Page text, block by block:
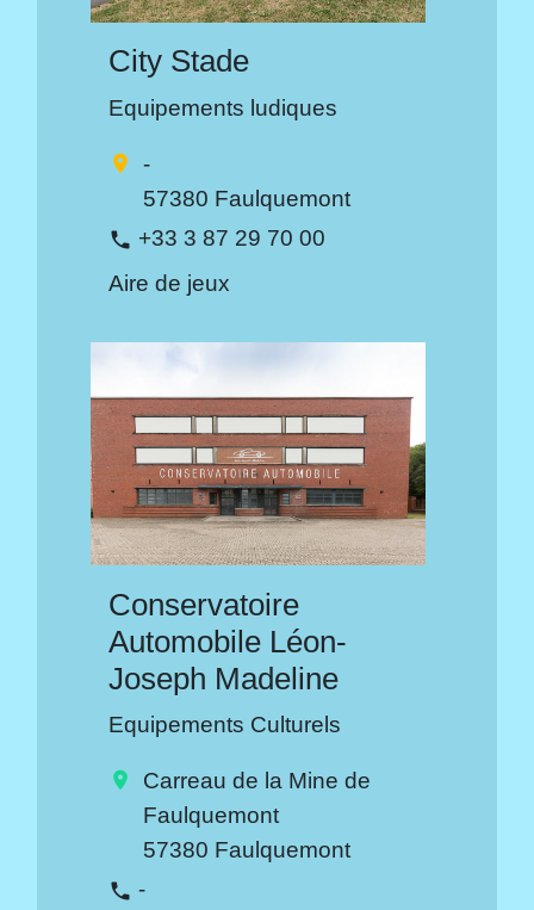
City Stade
Equipements ludiques
location_on
-
57380 Faulquemont
phone +33 3 87 29 70 00
Aire de jeux
Conservatoire
Automobile Léon-
Joseph Madeline
Equipements Culturels
location_on
Carreau de la Mine de
Faulquemont
57380 Faulquemont
phone -